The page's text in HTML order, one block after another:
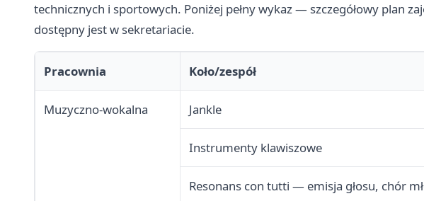
technicznych i sportowych. Poniżej pełny wykaz — szczegółowy plan
dostępny jest w sekretariacie.
Pracownia Koło/zespół
Muzyczno-wokalna Jankle
Instrumenty klawiszowe
Resonans con tutti — emisja głosu, chór